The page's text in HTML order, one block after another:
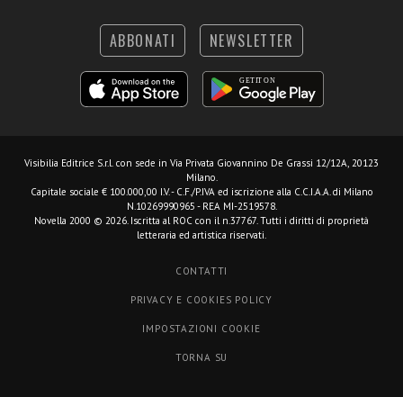
ABBONATI NEWSLETTER
Visibilia Editrice S.r.l. con sede in Via Privata Giovannino De Grassi 12/12A, 20123
Milano.
Capitale sociale € 100.000,00 I.V. - C.F./P.IVA ed iscrizione alla C.C.I.A.A. di Milano
N.10269990965 - REA MI-2519578.
Novella 2000 © 2026. Iscritta al ROC con il n.37767. Tutti i diritti di proprietà
letteraria ed artistica riservati.
CONTATTI
PRIVACY E COOKIES POLICY
IMPOSTAZIONI COOKIE
TORNA SU